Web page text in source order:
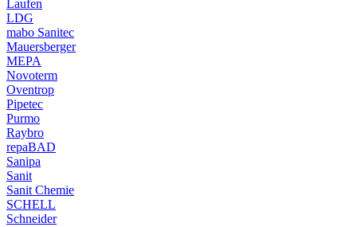
Laufen
LDG
mabo Sanitec
Mauersberger
MEPA
Novoterm
Oventrop
Pipetec
Purmo
Raybro
repaBAD
Sanipa
Sanit
Sanit Chemie
SCHELL
Schneider